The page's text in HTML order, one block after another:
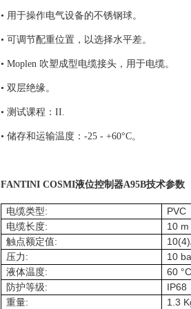
• 用于操作电气设备的不锈钢球。
• 可调节配重位置，以选择水平差。
• Moplen 吹塑成型电缆接头，用于电缆。
• 双层绝缘。
• 测试课程：II.
• 储存和运输温度：-25 - +60°C。
FANTINI COSMI液位控制器A95B技术参数
电缆类型: PVC
电缆长度: 10 m
触点额定值:
压力 : 10
液体温度: 60 °C
防护等级: IP68
重量: 1.3